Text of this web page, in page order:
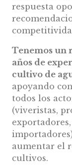
respuesta
Tenemos un
años de
cultivo de
apoyando
todos los
(viveristas,
aumentar el
cultivos.